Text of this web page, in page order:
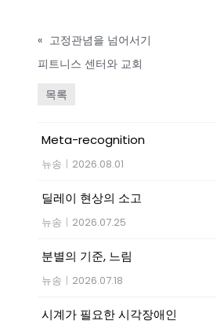
« 고정관념을 넘어서기
피트니스 센터와 교회
목록
Meta-recognition
뉴송 | 2026.08.01
딜레이 현상의 소고
뉴송 | 2026.07.25
분별의 기준, 느림
뉴송 | 2026.07.18
시계가 필요한 시각장애인